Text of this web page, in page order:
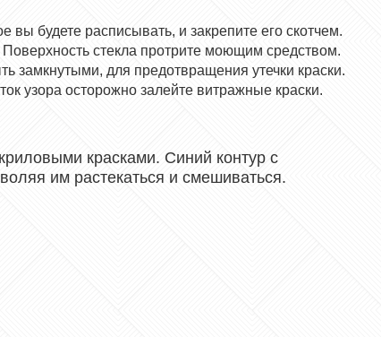
вы будете расписывать, и закрепите его скотчем.
стекла протрите моющим средством.
замкнутыми, для предотвращения утечки краски.
узора осторожно залейте витражные краски.
красками. Синий контур с
им растекаться и смешиваться.